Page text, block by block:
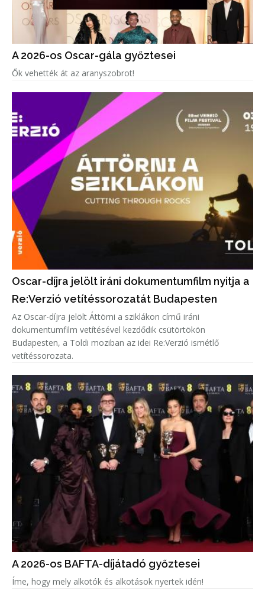
A 2026-os Oscar-gála győztesei
Ők vehették át az aranyszobrot!
Oscar-díjra jelölt iráni dokumentumfilm nyitja a
Re:Verzió vetítéssorozatát Budapesten
Az Oscar-díjra jelölt Áttörni a sziklákon című iráni
dokumentumfilm vetítésével kezdődik csütörtökön
Budapesten, a Toldi moziban az idei Re:Verzió ismétlő
vetítéssorozata.
A 2026-os BAFTA-díjátadó győztesei
Íme, hogy mely alkotók és alkotások nyertek idén!